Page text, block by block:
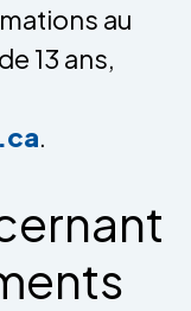
au
13 ans,
.